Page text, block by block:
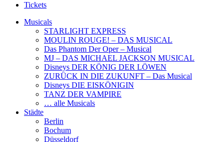
Tickets
Musicals
STARLIGHT EXPRESS
MOULIN ROUGE! – DAS MUSICAL
Das Phantom Der Oper – Musical
MJ – DAS MICHAEL JACKSON MUSICAL
Disneys DER KÖNIG DER LÖWEN
ZURÜCK IN DIE ZUKUNFT – Das Musical
Disneys DIE EISKÖNIGIN
TANZ DER VAMPIRE
… alle Musicals
Städte
Berlin
Bochum
Düsseldorf